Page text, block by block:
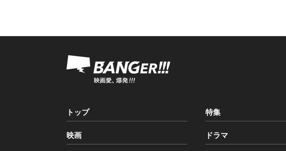
トップ 特集
映画 ドラマ